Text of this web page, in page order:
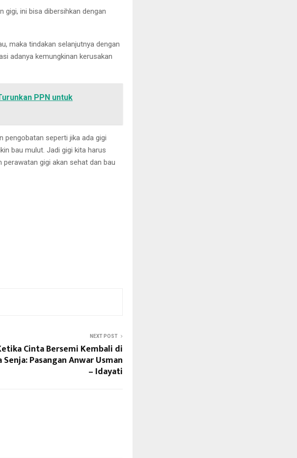
gigi, ini bisa dibersihkan dengan
maka tindakan selanjutnya dengan
adanya kemungkinan kerusakan
PPN untuk
pengobatan seperti jika ada gigi
bau mulut. Jadi gigi kita harus
perawatan gigi akan sehat dan bau
NEXT POST
Cinta Bersemi Kembali di
Senja: Pasangan Anwar Usman
– Idayati